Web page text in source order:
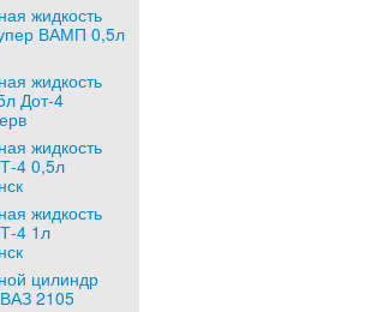
жидкость
ВАМП 0,5л
жидкость
Дот-4
жидкость
4 0,5л
жидкость
4 1л
цилиндр
2105